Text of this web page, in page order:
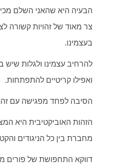
הבעיה היא שהאני השלם
צר מאוד של זהויות קשורה
בעצמינו.
להרחיב עצמינו ולגלות שיש
ואפילו קריטיים להתפתחות.
הסיבה לפחד מפגישה עם
הזהות האוביקטיבית היא
מחברת בין כל הניגודים
דווקא התחפושת של פורים